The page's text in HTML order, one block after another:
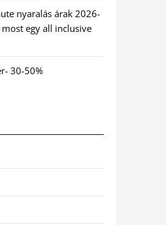
nyaralás árak 2026-
egy all inclusive
30-50%